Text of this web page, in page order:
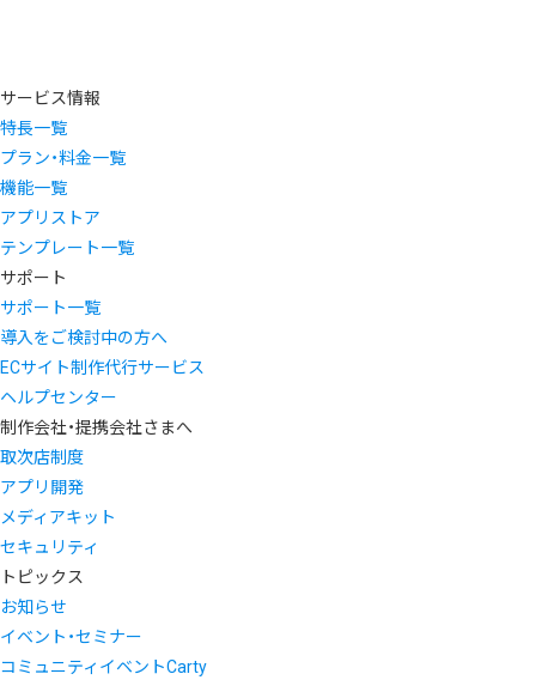
サービス情報
特長一覧
プラン・料金一覧
機能一覧
アプリストア
テンプレート一覧
サポート
サポート一覧
導入をご検討中の方へ
ECサイト制作代行サービス
ヘルプセンター
制作会社・提携会社さまへ
取次店制度
アプリ開発
メディアキット
セキュリティ
トピックス
お知らせ
イベント・セミナー
コミュニティイベントCarty